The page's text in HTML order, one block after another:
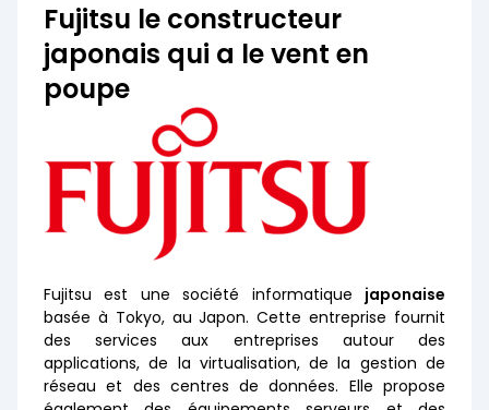
Fujitsu le constructeur
japonais qui a le vent en
poupe
Fujitsu est une société informatique japonaise
basée à Tokyo, au Japon. Cette entreprise fournit
des services aux entreprises autour des
applications, de la virtualisation, de la gestion de
réseau et des centres de données. Elle propose